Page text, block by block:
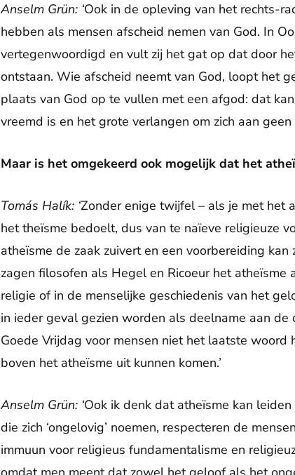
Anselm Grün: ‘Ook in de opleving van het rechts-
hebben als mensen afscheid nemen van God. In
vertegenwoordigd en vult zij het gat op dat door
ontstaan. Wie afscheid neemt van God, loopt het
plaats van God op te vullen met een afgod: dat
vreemd is en het grote verlangen om zich aan
Maar is het omgekeerd ook mogelijk dat het
Tomás Halík: ‘Zonder enige twijfel – als je met het
het theïsme bedoelt, dus van te naïeve religieuze
atheïsme de zaak zuivert en een voorbereiding
zagen filosofen als Hegel en Ricoeur het
religie of in de menselijke geschiedenis van het
in ieder geval gezien worden als deelname aan
Goede Vrijdag voor mensen niet het laatste
boven het atheïsme uit kunnen komen.’
Anselm Grün: ‘Ook ik denk dat atheïsme kan
die zich ‘ongelovig’ noemen, respecteren de
immuun voor religieus fundamentalisme en